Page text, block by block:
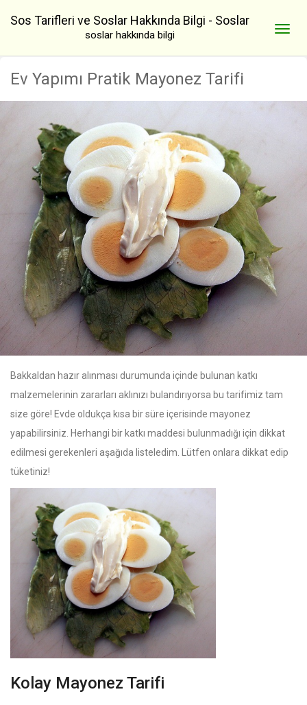
Sos Tarifleri ve Soslar Hakkında Bilgi - Soslar
soslar hakkında bilgi
Ev Yapımı Pratik Mayonez Tarifi
Bakkaldan hazır alınması durumunda içinde bulunan katkı
malzemelerinin zararları aklınızı bulandırıyorsa bu tarifimiz tam
size göre! Evde oldukça kısa bir süre içerisinde mayonez
yapabilirsiniz. Herhangi bir katkı maddesi bulunmadığı için dikkat
edilmesi gerekenleri aşağıda listeledim. Lütfen onlara dikkat edip
tüketiniz!
Kolay Mayonez Tarifi